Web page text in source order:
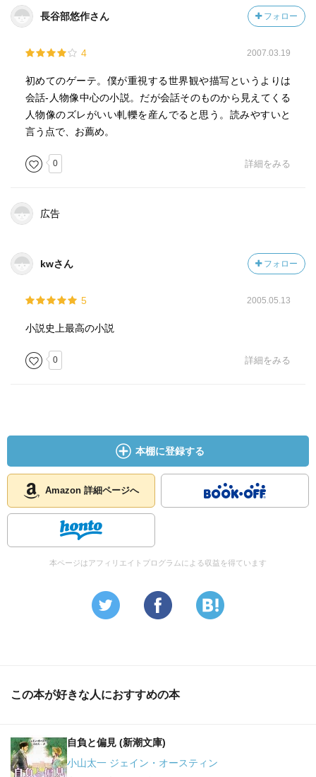
長谷部悠作さん フォロー
4 2007.03.19
初めてのゲーテ。僕が重視する世界観や描写というよりは
会話-人物像中心の小説。だが会話そのものから見えてくる
人物像のズレがいい軋轢を産んでると思う。読みやすいと
言う点で、お薦め。
0 詳細をみる
広告
kwさん フォロー
5 2005.05.13
小説史上最高の小説
0 詳細をみる
本棚に登録する
Amazon 詳細ページへ
本ページはアフィリエイトプログラムによる収益を得ています
この本が好きな人におすすめの本
自負と偏見 (新潮文庫)
小山太一 ジェイン・オースティン